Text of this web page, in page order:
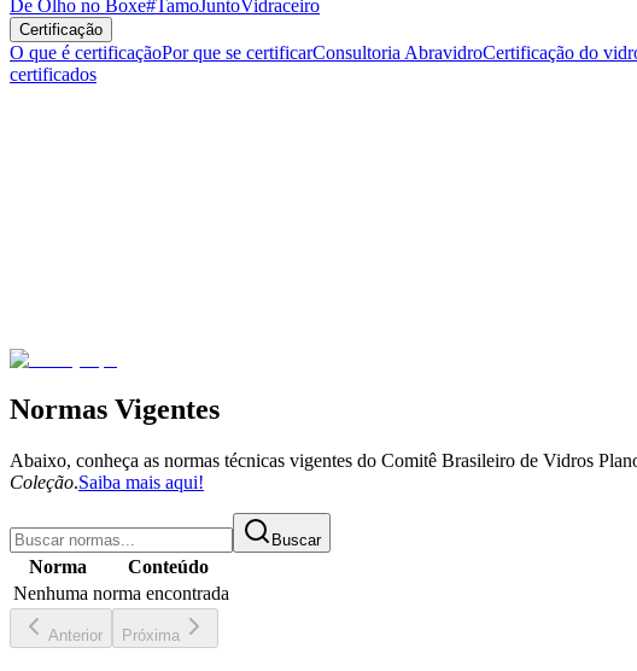
De Olho no Boxe#TamoJuntoVidraceiro
Certificação
O que é certificaçãoPor que se certificarConsultoria AbravidroCertificação do
certificados
Normas Vigentes
Abaixo, conheça as normas técnicas vigentes do Comitê Brasileiro de Vidros
Coleção.Saiba mais aqui!
Buscar
Norma
Conteúdo
Nenhuma norma encontrada
Anterior Próxima